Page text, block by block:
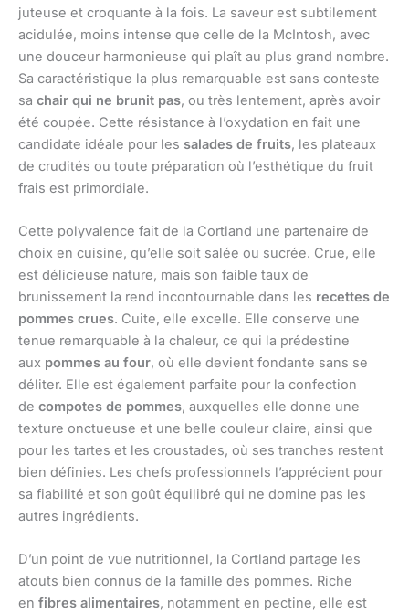
juteuse et croquante à la fois. La saveur est subtilement
acidulée, moins intense que celle de la McIntosh, avec
une douceur harmonieuse qui plaît au plus grand nombre.
Sa caractéristique la plus remarquable est sans conteste
sa chair qui ne brunit pas, ou très lentement, après avoir
été coupée. Cette résistance à l’oxydation en fait une
candidate idéale pour les salades de fruits, les plateaux
de crudités ou toute préparation où l’esthétique du fruit
frais est primordiale.
Cette polyvalence fait de la Cortland une partenaire de
choix en cuisine, qu’elle soit salée ou sucrée. Crue, elle
est délicieuse nature, mais son faible taux de
brunissement la rend incontournable dans les recettes de
pommes crues. Cuite, elle excelle. Elle conserve une
tenue remarquable à la chaleur, ce qui la prédestine
aux pommes au four, où elle devient fondante sans se
déliter. Elle est également parfaite pour la confection
de compotes de pommes, auxquelles elle donne une
texture onctueuse et une belle couleur claire, ainsi que
pour les tartes et les croustades, où ses tranches restent
bien définies. Les chefs professionnels l’apprécient pour
sa fiabilité et son goût équilibré qui ne domine pas les
autres ingrédients.
D’un point de vue nutritionnel, la Cortland partage les
atouts bien connus de la famille des pommes. Riche
en fibres alimentaires, notamment en pectine, elle est